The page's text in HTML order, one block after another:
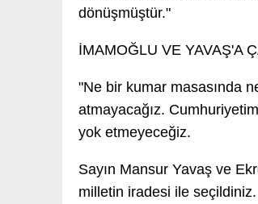
dönüşmüştür."
İMAMOĞLU VE YAVAŞ'A
"Ne bir kumar masasında
atmayacağız.
yok etmeyeceğiz.
Sayın Mansur Yavaş ve
milletin iradesi ile